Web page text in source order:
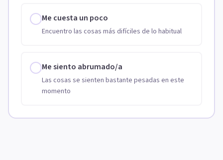
Me cuesta un poco
Encuentro las cosas más difíciles de lo habitual
Me siento abrumado/a
Las cosas se sienten bastante pesadas en este
momento